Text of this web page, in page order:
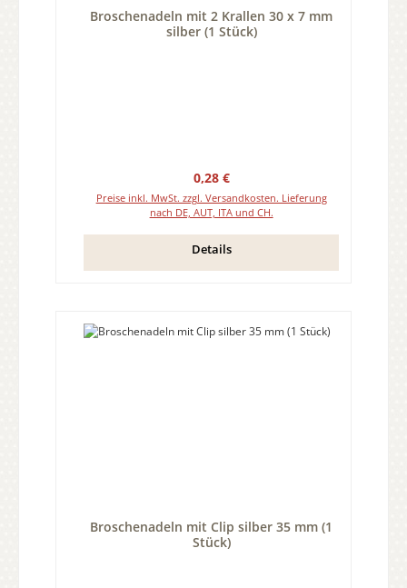
Broschenadeln mit 2 Krallen 30 x 7 mm
silber (1 Stück)
Regulärer Preis:
0,28 €
Preise inkl. MwSt. zzgl. Versandkosten. Lieferung
nach DE, AUT, ITA und CH.
Details
Broschenadeln mit Clip silber 35 mm (1
Stück)